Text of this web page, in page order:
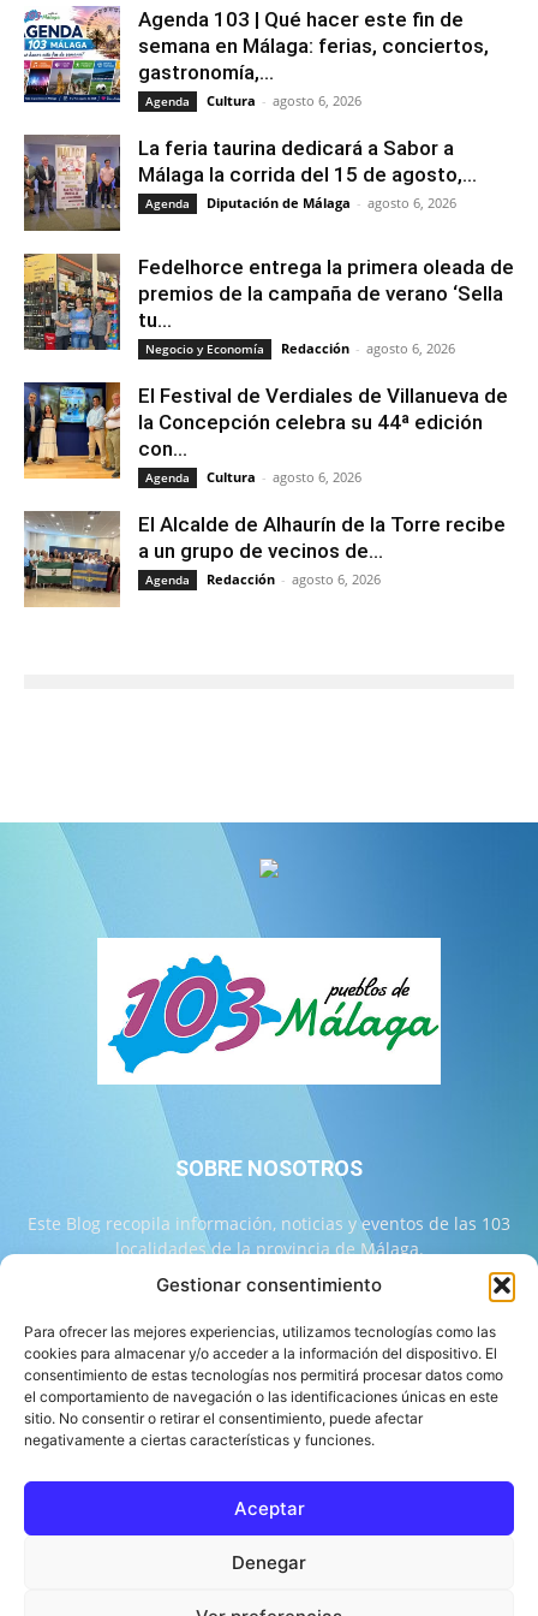
Gestionar consentimiento
Para ofrecer las mejores experiencias, utilizamos tecnologías como las
cookies para almacenar y/o acceder a la información del dispositivo. El
consentimiento de estas tecnologías nos permitirá procesar datos como
el comportamiento de navegación o las identificaciones únicas en este
sitio. No consentir o retirar el consentimiento, puede afectar
negativamente a ciertas características y funciones.
Aceptar
Denegar
Agenda 103 | Qué hacer este fin de
semana en Málaga: ferias, conciertos,
gastronomía,...
Agenda Cultura - agosto 6, 2026
La feria taurina dedicará a Sabor a
Málaga la corrida del 15 de agosto,...
Agenda Diputación de Málaga - agosto 6, 2026
Fedelhorce entrega la primera oleada de
premios de la campaña de verano ‘Sella
tu...
Negocio y Economía Redacción - agosto 6, 2026
El Festival de Verdiales de Villanueva de
la Concepción celebra su 44ª edición
con...
Agenda Cultura - agosto 6, 2026
El Alcalde de Alhaurín de la Torre recibe
a un grupo de vecinos de...
Agenda Redacción - agosto 6, 2026
SOBRE NOSOTROS
Este Blog recopila información, noticias y eventos de las 103
localidades de la provincia de Málaga.
Contáctanos:info@103malaga.com
SÍGUENOS
Equipo de 103 Málaga
Aviso Legal